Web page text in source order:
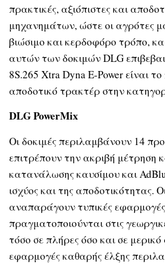
πρακτικές, αξιόπιστες και
μηχανημάτων, ώστε οι αγρότες
βιώσιμο και κερδοφόρο τρόπο,
αυτών των δοκιμών DLG
8S.265 Xtra Dyna E-Power είναι
αποδοτικό τρακτέρ στην
DLGPowerMix
Οι δοκιμές περιλαμβάνουν 14
επιτρέπουν την ακριβή μέτρηση
κατανάλωσης καυσίμου και
ισχύος και της αποδοτικότητας.
αναπαράγουν τυπικές
πραγματοποιούνται στις
τόσο σε πλήρες όσο και σε
εφαρμογές καθαρής έλξης